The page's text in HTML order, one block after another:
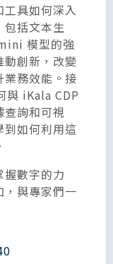
具如何深入
包括文本生
模型的強
創新，改變
務效能。接
與 iKala CDP
詢和可視
如何利用這
數字的力
，與專家們一